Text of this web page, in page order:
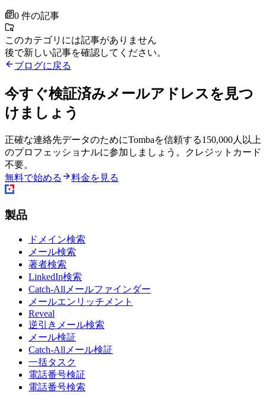
0 件の記事
このカテゴリには記事がありません
後で新しい記事を確認してください。
ブログに戻る
今すぐ検証済みメールアドレスを見つ
けましょう
正確な連絡先データのためにTombaを信頼する150,000人以上
のプロフェッショナルに参加しましょう。クレジットカード
不要。
無料で始める
料金を見る
製品
ドメイン検索
メール検索
著者検索
LinkedIn検索
Catch-Allメールファインダー
メールエンリッチメント
Reveal
逆引きメール検索
メール検証
Catch-Allメール検証
一括タスク
電話番号検証
電話番号検索